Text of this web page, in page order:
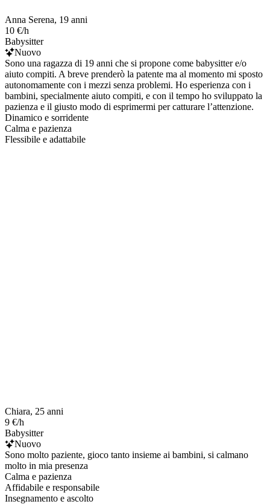
Anna Serena, 19 anni
10 €/h
Babysitter
Nuovo
Sono una ragazza di 19 anni che si propone come babysitter e/o
aiuto compiti. A breve prenderò la patente ma al momento mi sposto
autonomamente con i mezzi senza problemi. Ho esperienza con i
bambini, specialmente aiuto compiti, e con il tempo ho sviluppato la
pazienza e il giusto modo di esprimermi per catturare l’attenzione.
Dinamico e sorridente
Calma e pazienza
Flessibile e adattabile
Chiara, 25 anni
9 €/h
Babysitter
Nuovo
Sono molto paziente, gioco tanto insieme ai bambini, si calmano
molto in mia presenza
Calma e pazienza
Affidabile e responsabile
Insegnamento e ascolto